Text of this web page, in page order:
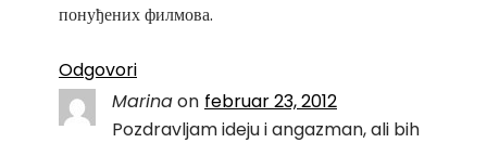
понуђених филмова.
Odgovori
Marinaon februar 23, 2012
Pozdravljam ideju i angazman, ali bih